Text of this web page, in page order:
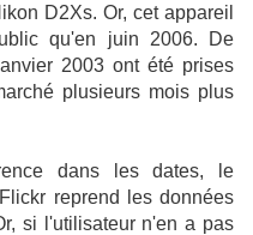
D2Xs. Or, cet appareil
qu'en juin 2006. De
2003 ont été prises
plusieurs mois plus
dans les dates, le
reprend les données
si l'utilisateur n'en a pas